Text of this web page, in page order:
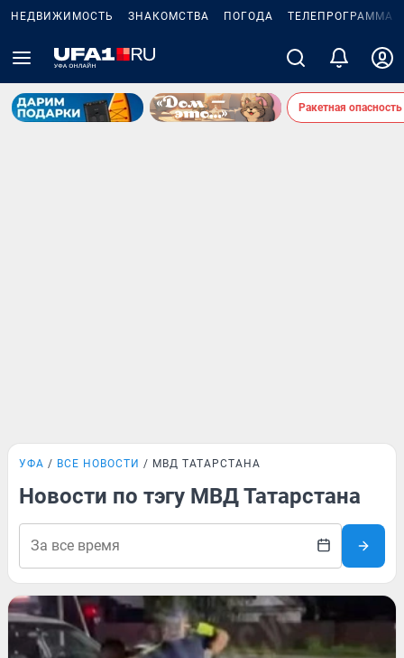
НЕДВИЖИМОСТЬ ЗНАКОМСТВА ПОГОДА ТЕЛЕПРОГРАММА
Ракетная
УФА ВСЕ НОВОСТИ МВД ТАТАРСТАНА
Новости по тэгу МВД Татарстана